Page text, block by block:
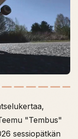
"Tembus"
sessiopätkän